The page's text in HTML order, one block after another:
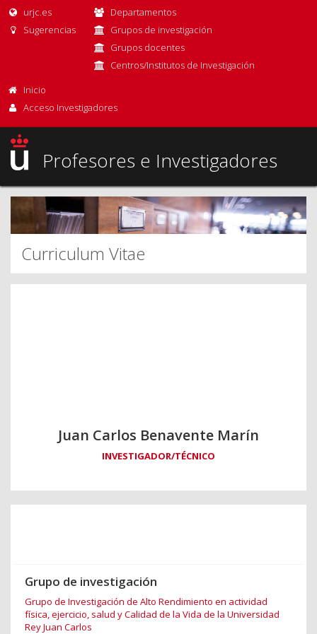
urjc.es
Sugerencias
Departamentos
Grupos de investigación
Grupos docentes
Centros/Institutos de Investigación
Inicio
Acceso Investigadores
Profesores e Investigadores
Curriculum Vitae
Juan Carlos Benavente Marín
INVESTIGADOR/TÉCNICO
Grupo de investigación
Grupo de Investigación de Alto Rendimiento en actividad
física, ejercicio, salud y Calidad de la Vida de la Universidad
Rey Juan Carlos